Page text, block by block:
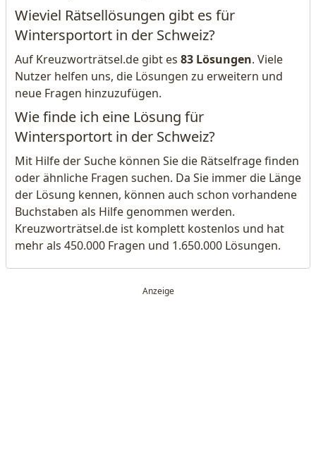
Wieviel Rätsellösungen gibt es für
Wintersportort in der Schweiz?
Auf Kreuzworträtsel.de gibt es 83 Lösungen. Viele
Nutzer helfen uns, die Lösungen zu erweitern und
neue Fragen hinzuzufügen.
Wie finde ich eine Lösung für
Wintersportort in der Schweiz?
Mit Hilfe der Suche können Sie die Rätselfrage finden
oder ähnliche Fragen suchen. Da Sie immer die Länge
der Lösung kennen, können auch schon vorhandene
Buchstaben als Hilfe genommen werden.
Kreuzworträtsel.de ist komplett kostenlos und hat
mehr als 450.000 Fragen und 1.650.000 Lösungen.